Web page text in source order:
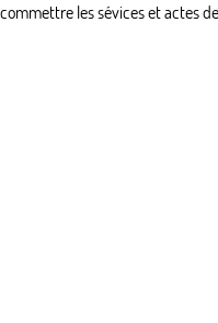
les sévices et actes